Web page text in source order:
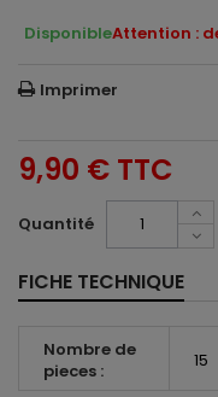
DisponibleAttention :
Imprimer
9,90 € TTC
Quantité
FICHE TECHNIQUE
Nombre de
pieces :
15